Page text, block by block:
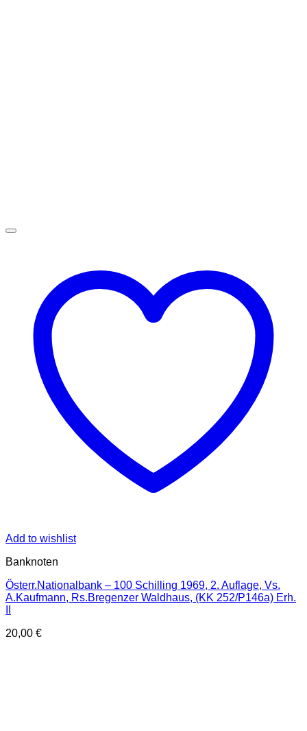
Add to wishlist
Banknoten
Österr.Nationalbank – 100 Schilling 1969, 2. Auflage, Vs.
A.Kaufmann, Rs.Bregenzer Waldhaus, (KK 252/P146a) Erh.
20,00 €